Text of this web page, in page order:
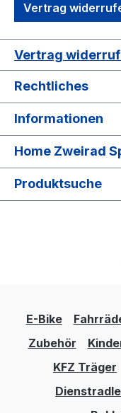
Vertrag
Vertrag
Rechtliches
Informationen
Home Zweirad
Produktsuche
E-Bike
Zubehör
KFZ Träger